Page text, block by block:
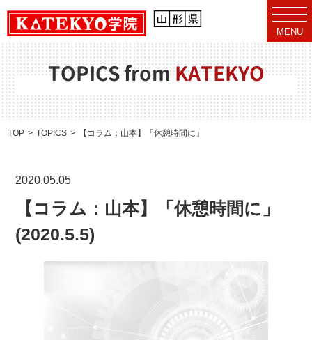
t
o
g
g
l
e
n
v
i
g
MENU
TOPICS fromKATEKYO
TOP TOPICS 【コラム：山本】「休憩時間に」(2020.5.5)
2020.05.05
【コラム：山本】「休憩時間に」
(2020.5.5)